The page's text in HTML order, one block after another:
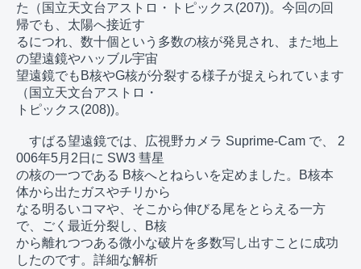
た（国立天文台アストロ・トピックス(207))。今回の回
帰でも、太陽へ接近す
るにつれ、数十個という多数の核が発見され、また地上
の望遠鏡やハッブル宇宙
望遠鏡でもB核やG核が分裂する様子が捉えられています
（国立天文台アストロ・
トピックス(208))。
すばる望遠鏡では、広視野カメラ Suprime-Cam で、 2
006年5月2日に SW3 彗星
の核の一つである B核へとねらいを定めました。B核本
体から出たガスやチリから
なる明るいコマや、そこから伸びる尾をとらえる一方
で、ごく最近分裂し、B核
から離れつつある微小な破片を多数写し出すことに成功
したのです。詳細な解析